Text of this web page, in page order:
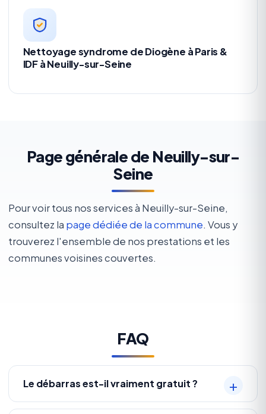
Nettoyage syndrome de Diogène à Paris &
IDF à Neuilly-sur-Seine
Page générale de Neuilly-sur-
Seine
Pour voir tous nos services à Neuilly-sur-Seine,
consultez la page dédiée de la commune. Vous y
trouverez l'ensemble de nos prestations et les
communes voisines couvertes.
FAQ
Le débarras est-il vraiment gratuit ?